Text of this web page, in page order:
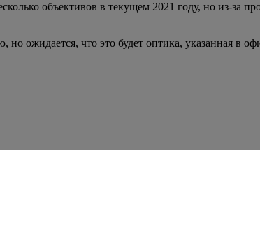
объективов в текущем 2021 году, но из-за
ожидается, что это будет оптика, указанная в